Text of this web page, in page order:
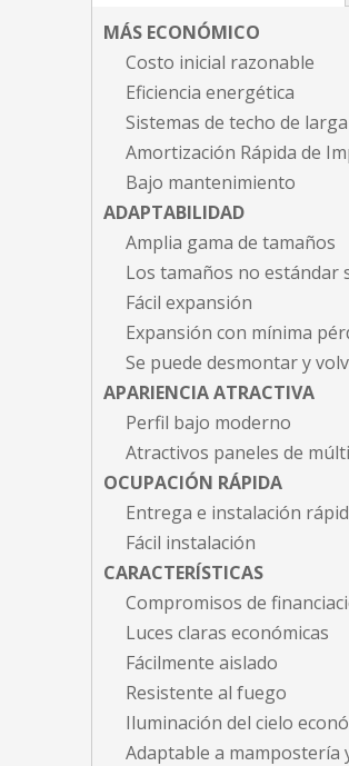
MÁS ECONÓMICO
Costo inicial razonable
Eficiencia energética
Sistemas de techo de
Amortización Rápida de
Bajo mantenimiento
ADAPTABILIDAD
Amplia gama de tamaños
Los tamaños no estándar
Fácil expansión
Expansión con mínima
Se puede desmontar y
APARIENCIA ATRACTIVA
Perfil bajo moderno
Atractivos paneles de
OCUPACIÓN RÁPIDA
Entrega e instalación
Fácil instalación
CARACTERÍSTICAS
Compromisos de
Luces claras económicas
Fácilmente aislado
Resistente al fuego
Iluminación del cielo
Adaptable a mampostería